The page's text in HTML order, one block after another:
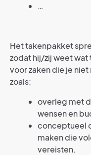
…
Het takenpakket
zodat hij/zij weet wat
voor zaken die je
zoals:
overleg met
wensen en
conceptueel
maken die
vereisten.